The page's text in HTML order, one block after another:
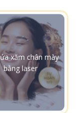
xăm chân mày
bằng laser